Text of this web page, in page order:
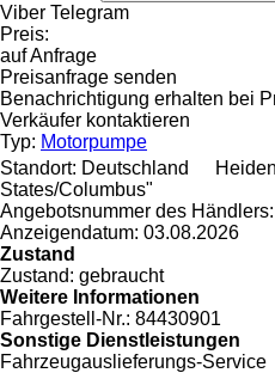
Viber Telegram
Preis:
auf Anfrage
Preisanfrage senden
Benachrichtigung erhalten bei
Verkäufer kontaktieren
Typ: Motorpumpe
Standort: Deutschland
States/Columbus"
Angebotsnummer des Händlers:
Anzeigendatum: 03.08.2026
Zustand
Zustand: gebraucht
Weitere Informationen
Fahrgestell-Nr.: 84430901
Sonstige Dienstleistungen
Fahrzeugauslieferungs-Service